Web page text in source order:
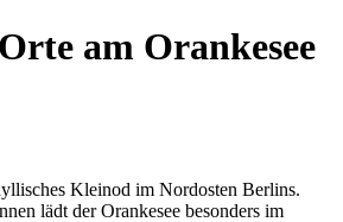
am Orankesee
Kleinod im Nordosten Berlins.
lädt der Orankesee besonders im